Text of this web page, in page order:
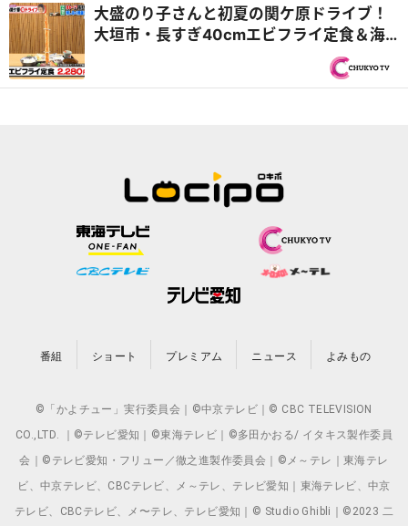
大盛のり子さんと初夏の関ケ原ドライブ！
大垣市・長すぎ40cmエビフライ定食＆海
津市・飛騨牛中華食べ放題！？『PS純金
番組 ショート プレミアム ニュース よみもの
©「かよチュー」実行委員会｜©中京テレビ｜© CBC TELEVISION
CO.,LTD. ｜©テレビ愛知｜©東海テレビ｜©多田かおる/ イタキス製作委員
会｜©テレビ愛知・フリュー／徹之進製作委員会｜©メ～テレ｜東海テレ
ビ、中京テレビ、CBCテレビ、メ～テレ、テレビ愛知｜東海テレビ、中京
テレビ、CBCテレビ、メ〜テレ、テレビ愛知｜© Studio Ghibli｜©2023 二